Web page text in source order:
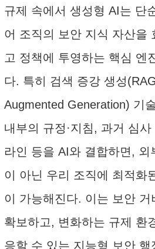
규제 속에서 생성형 AI는 단
어 조직의 보안 지식 자산을
고 정책에 투영하는 핵심 엔
다. 특히 검색 증강 생성
Augmented Generation) 기
내부의 규정·지침, 과거 심
라인 등을 AI와 결합하면, 외
이 아닌 우리 조직에 최적화
이 가능해진다. 이는 보안
확보하고, 변화하는 규제 환
응할 수 있는 지능형 보안